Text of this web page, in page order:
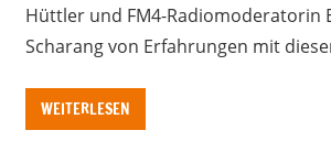
Hüttler und FM4-Radiomoderatorin
Scharang von Erfahrungen mit
WEITERLESEN